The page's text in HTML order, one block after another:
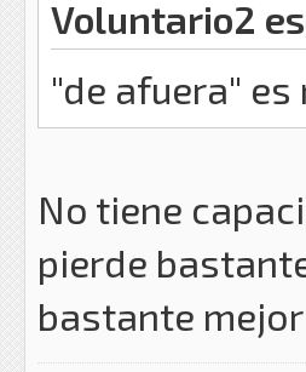
Voluntario2
"de afuera" es
No tiene
pierde
bastante